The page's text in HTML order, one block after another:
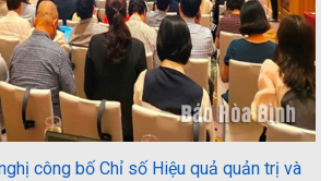
công bố Chỉ số Hiệu quả quản trị và